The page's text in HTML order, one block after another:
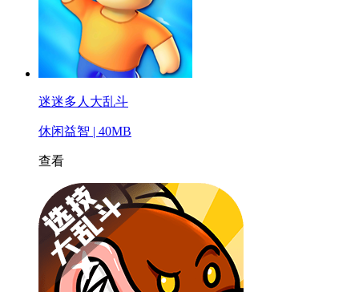
迷迷多人大乱斗
休闲益智 | 40MB
查看